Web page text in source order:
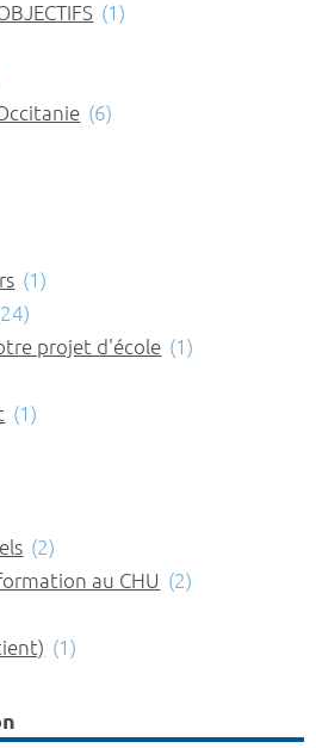
(1)
(6)
(1)
projet d'école (1)
(1)
(2)
au CHU (2)
(1)